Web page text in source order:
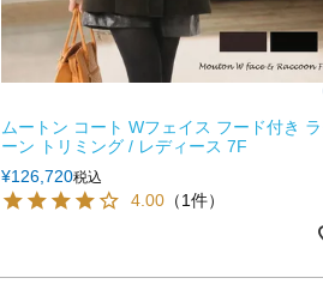
ムートン コート Wフェイス フード付き ラ
ーン トリミング / レディース 7F
¥126,720税込
4.00 （1件）